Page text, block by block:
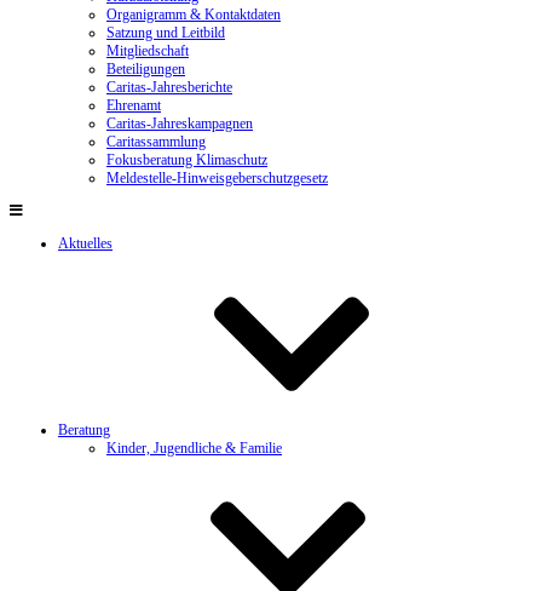
Organigramm & Kontaktdaten
Satzung und Leitbild
Mitgliedschaft
Beteiligungen
Caritas-Jahresberichte
Ehrenamt
Caritas-Jahreskampagnen
Caritassammlung
Fokusberatung Klimaschutz
Meldestelle-Hinweisgeberschutzgesetz
Aktuelles
Beratung
Kinder, Jugendliche & Familie